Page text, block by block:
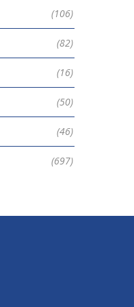
(106)
(82)
(16)
(50)
(46)
(697)